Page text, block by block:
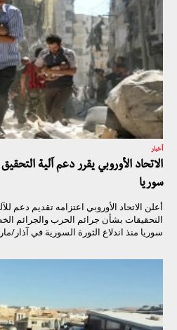
أخبار
الاتحاد الأوروبي يقرر دعم آلية
سوريا
أعلن الاتحاد الأوروبي اعتزامه تقديم دعم
التحقيقات بشأن جرائم الحرب والجرائم
سوريا منذ اندلاع الثورة السورية في آذار/مارس 2011